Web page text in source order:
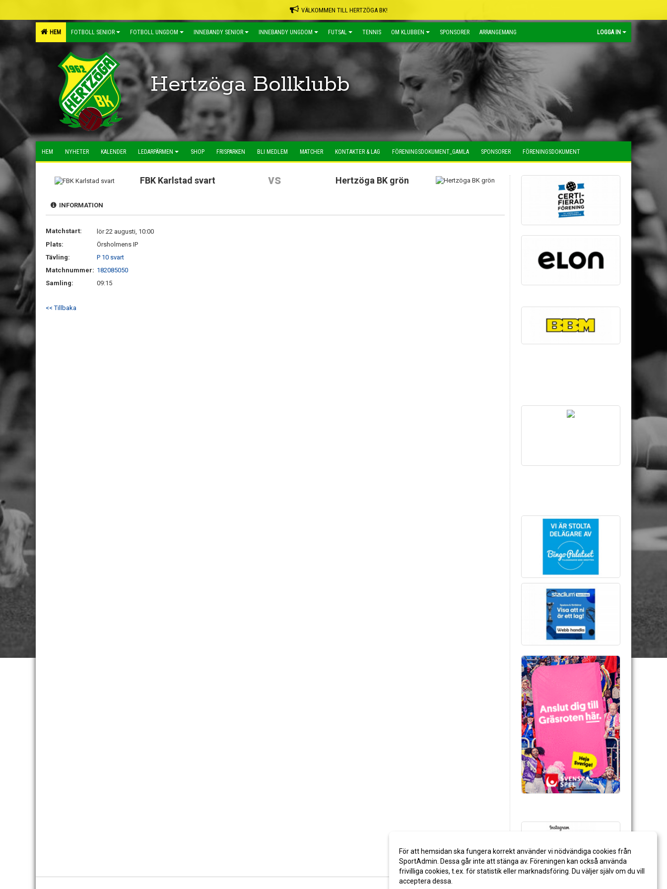
VÄLKOMMEN TILL HERTZÖGA BK!
HEM FOTBOLL SENIOR FOTBOLL UNGDOM INNEBANDY SENIOR INNEBANDY UNGDOM FUTSAL TENNIS OM KLUBBEN SPONSORER ARRANGEMANG LOGGA IN
Hertzöga Bollklubb
HEM NYHETER KALENDER LEDARPÄRMEN SHOP FRISPARKEN BLI MEDLEM MATCHER KONTAKTER & LAG FÖRENINGSDOKUMENT_GAMLA SPONSORER FÖRENINGSDOKUMENT
FBK Karlstad svart vs Hertzöga BK grön
INFORMATION
Matchstart:
lör 22 augusti, 10:00
Plats:
Örsholmens IP
Tävling:
P 10 svart
Matchnummer: 182085050
Samling:
09:15
<< Tillbaka
För att hemsidan ska fungera korrekt använder vi nödvändiga cookies från
SportAdmin. Dessa går inte att stänga av. Föreningen kan också använda
frivilliga cookies, t.ex. för statistik eller marknadsföring. Du väljer själv om du vill
acceptera dessa.